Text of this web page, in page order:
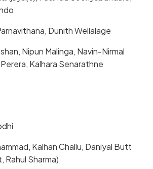
Dunith Wellalage
Nipun Malinga, Navin-Nirmal
Kalhara Senarathne
Kalhan Challu, Daniyal Butt
Rahul Sharma)